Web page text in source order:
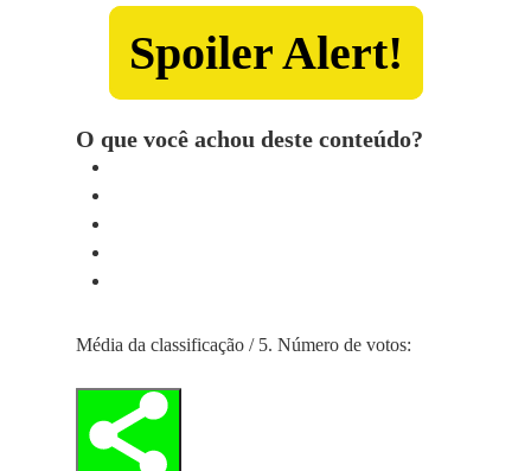
Spoiler Alert!
O que você achou deste conteúdo?
Média da classificação / 5. Número de votos: